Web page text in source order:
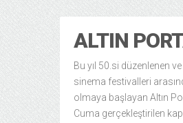
ALTIN
Bu yıl 50.si düzenlenen
sinema festivalleri
olmaya başlayan Altın
Cuma gerçekleştirilen